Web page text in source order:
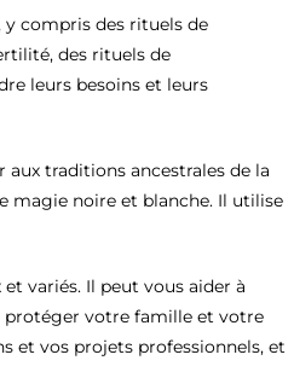
y compris des rituels de
des rituels de
leurs besoins et leurs
traditions ancestrales de la
magie noire et blanche. Il utilise
variés. Il peut vous aider à
protéger votre famille et votre
et vos projets professionnels, et